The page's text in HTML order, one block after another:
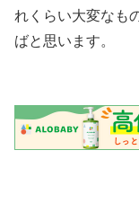
れくらい大変なも
ばと思います。